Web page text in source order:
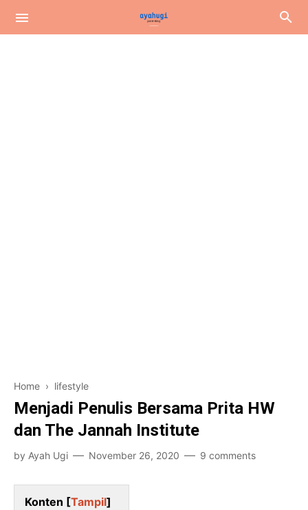
Home › lifestyle
Menjadi Penulis Bersama Prita HW
dan The Jannah Institute
by Ayah Ugi November 26, 2020 9 comments
Konten [Tampil]